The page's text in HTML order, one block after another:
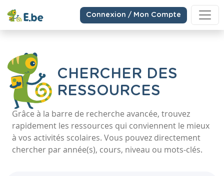
Connexion / Mon Compte
CHERCHER DES
RESSOURCES
Grâce à la barre de recherche avancée, trouvez
rapidement les ressources qui conviennent le mieux
à vos activités scolaires. Vous pouvez directement
chercher par année(s), cours, niveau ou mots-clés.